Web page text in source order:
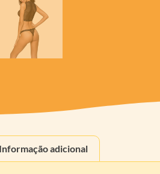
Informação adicional